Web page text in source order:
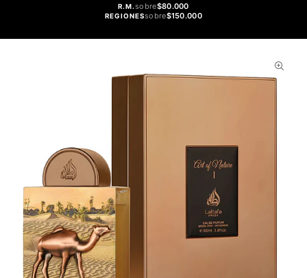
R.M.sobre$80.000
REGIONESsobre$150.000